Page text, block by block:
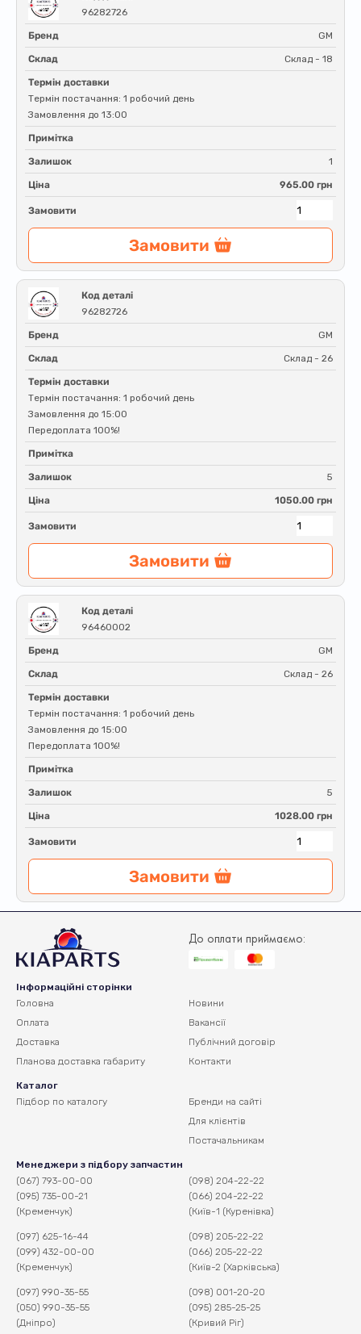
96282726
Бренд GM
Склад Склад - 18
Термін доставки
Термін постачання: 1 робочий день
Замовлення до 13:00
Примітка
Залишок 1
Ціна 965.00 грн
Замовити
Замовити
Код деталі
96282726
Бренд GM
Склад Склад - 26
Термін доставки
Термін постачання: 1 робочий день
Замовлення до 15:00
Передоплата 100%!
Примітка
Залишок 5
Ціна 1050.00 грн
Замовити
Замовити
Код деталі
96460002
Бренд GM
Склад Склад - 26
Термін доставки
Термін постачання: 1 робочий день
Замовлення до 15:00
Передоплата 100%!
Примітка
Залишок 5
Ціна 1028.00 грн
Замовити
Замовити
До оплати приймаємо:
Інформаційні сторінки
Головна
Оплата
Доставка
Планова доставка габариту
Новини
Вакансії
Публічний договір
Контакти
Каталог
Підбор по каталогу
Бренди на сайті
Для клієнтів
Постачальникам
Менеджери з підбору запчастин
(067) 793-00-00
(095) 735-00-21
(Кременчук)
(097) 625-16-44
(099) 432-00-00
(Кременчук)
(097) 990-35-55
(050) 990-35-55
(Дніпро)
(098) 204-22-22
(066) 204-22-22
(Київ-1 (Куренівка)
(098) 205-22-22
(066) 205-22-22
(Київ-2 (Харківська)
(098) 001-20-20
(095) 285-25-25
(Кривий Ріг)